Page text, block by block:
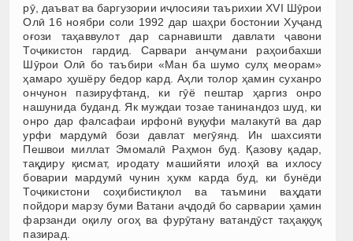
рӯ, даъват ва баргузории иҷлосияи таърихии XVI Шӯрои
Олӣ 16 ноябри соли 1992 дар шаҳри бостонии Хуҷанд
оғози таҳаввулот дар сарнавишти давлати ҷавони
Тоҷикистон гардид. Сарвари анҷумани ра­ҳо­ибахши
Шӯрои Олӣ бо таъбири «Ман ба шумо сулҳ меорам»
ҳамаро ҳуш­ёру бедор кард. Аҳли толор ҳамин суханро
ончунон па­зи­руф­танд, ки гӯё пештар ҳаргиз онро
нашунида буданд. Як муждаи тозае танинандоз шуд, ки
онро дар фалсафаи ирфонӣ вуқуфи малакутӣ ва дар
урфи мардумӣ бози давлат мегӯянд. Ин шахсияти
Пешвои миллат Эмомалӣ Раҳмон буд. Қазову қадар,
тақдиру қисмат, иродату машийяти илоҳӣ ва ихлосу
боварии мардумӣ чунин ҳукм карда буд, ки бунёди
Тоҷикистони соҳибистиқлол ва таъмини ваҳдати
пойдори марзу буми Ватани аҷдодӣ бо сарварии ҳамин
фарзанди оқилу огоҳ ва фурӯтану ватандӯст таҳаққуқ
пазирад.